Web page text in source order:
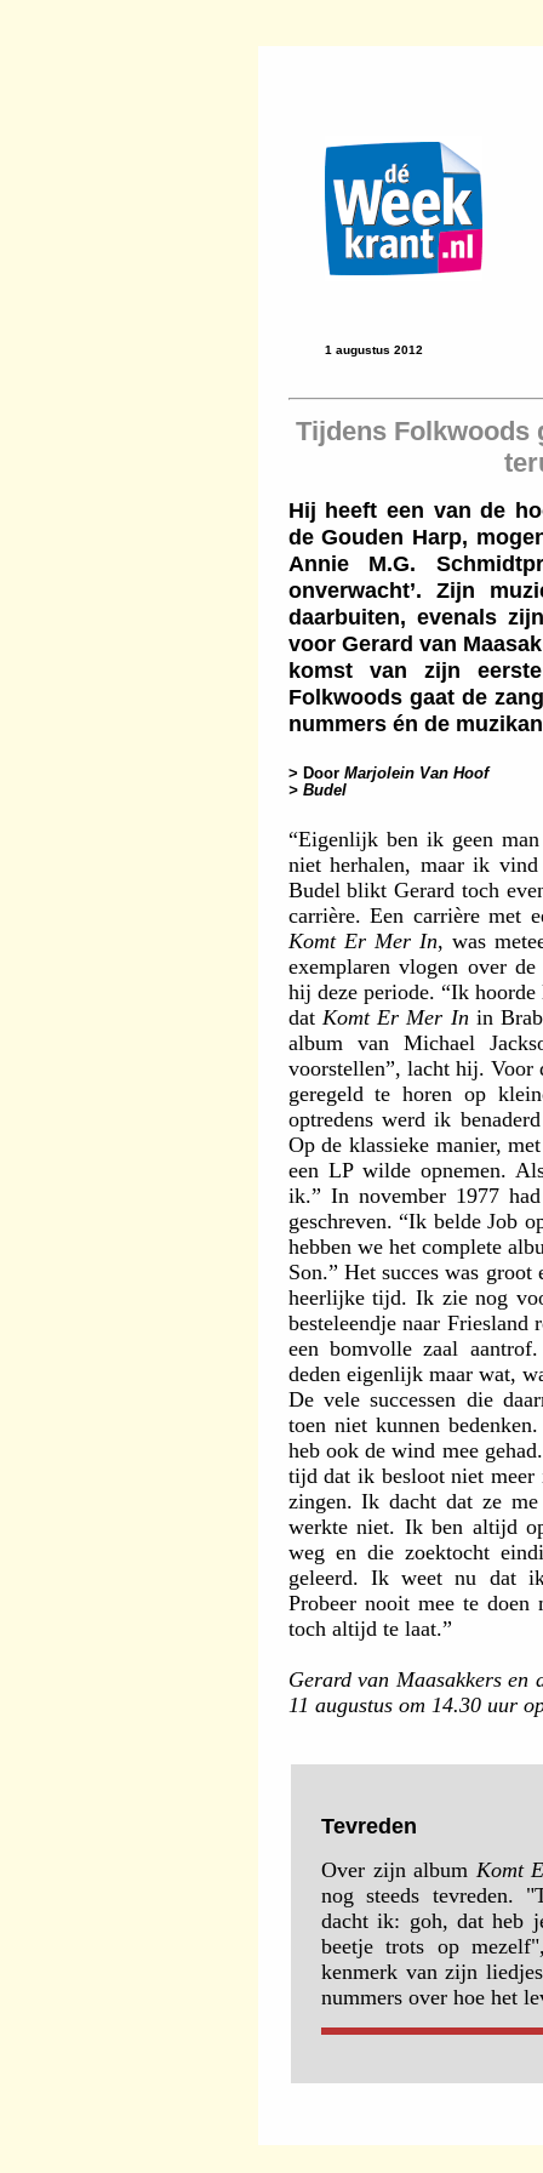
1 augustus 2012
Tijdens Folkwoods
Hij heeft een van de
de Gouden Harp,
Annie M.G.
onverwacht’. Zijn
daarbuiten, evenals
voor Gerard van
komst van zijn
Folkwoods gaat de
nummers én de
> Door Marjolein Van Hoof
> Budel
“Eigenlijk ben ik geen
niet herhalen, maar ik
Budel blikt Gerard toch
carrière. Een carrière met
Komt Er Mer In, was
exemplaren vlogen over
hij deze periode. “Ik
dat Komt Er Mer In in
album van Michael
voorstellen”, lacht hij. Voor
geregeld te horen op
optredens werd ik
Op de klassieke manier,
een LP wilde opnemen.
ik.” In november 1977
geschreven. “Ik belde Job
hebben we het complete
Son.” Het succes was
heerlijke tijd. Ik zie nog
besteleendje naar Friesland
een bomvolle zaal
deden eigenlijk maar wat,
De vele successen die
toen niet kunnen
heb ook de wind mee
tijd dat ik besloot niet meer
zingen. Ik dacht dat ze
werkte niet. Ik ben altijd
weg en die zoektocht
geleerd. Ik weet nu dat
Probeer nooit mee te
toch altijd te laat.”
Gerard van Maasakkers en
11 augustus om 14.30 uur
Tevreden
Over zijn album Komt
nog steeds tevreden.
dacht ik: goh, dat heb
beetje trots op
kenmerk van zijn
nummers over hoe het